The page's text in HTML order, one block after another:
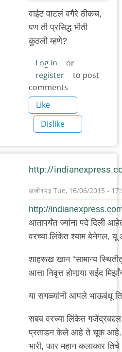
बाकी
काही
मेघना
भुस्कुटे
वाईट वाटलं वगैरे ठीकच,
पण ती प्रसिद्ध भीती
कुठली म्हणे?
Log in
or
register
to post
comments
Like
Dislike
http://
अजो१२३ Tue, 16/06/2015 -
In
reply
खेद
वाटला.
काही
भुस्कुटे
http://
आतापर्यंत ज्यांना पदे दिली
वरच्या लिंकेत श्याम बेनेगल, यू
शाहरूख खान "सामान्य
आत्ता निवृत्त होणार्‍या सईद
या सगळ्यांनी आपले भाऊबंधू
सबब वरच्या लिंकेत
प्रताडन केले आहे ते चूक आहे.
भारी, फार महान कलाकार